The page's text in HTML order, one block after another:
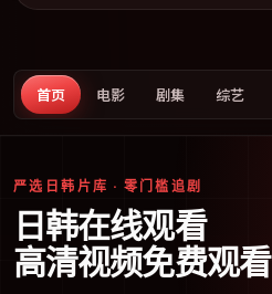
首页 电影 剧集 综艺
严选日韩片库 · 零门槛追剧
日韩在线观看
高清视频免费观看